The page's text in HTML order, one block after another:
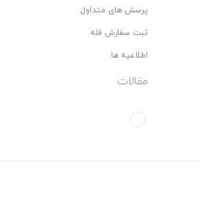
پرسش های متداول
ثبت سفارش فله
اطلاعیه ها
مقالات